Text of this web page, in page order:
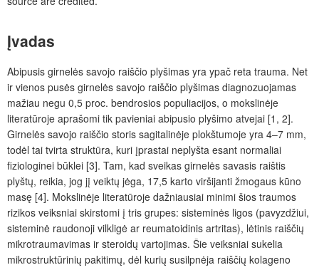
Įvadas
Abipusis girnelės savojo raiščio plyšimas yra ypač reta trauma. Net
ir vienos pusės girnelės savojo raiščio plyšimas diagnozuojamas
mažiau negu 0,5 proc. bendrosios populiacijos, o mokslinėje
literatūroje aprašomi tik pavieniai abipusio plyšimo atvejai [1, 2].
Girnelės savojo raiščio storis sagitalinėje plokštumoje yra 4‒7 mm,
todėl tai tvirta struktūra, kuri įprastai neplyšta esant normaliai
fiziologinei būklei [3]. Tam, kad sveikas girnelės savasis raištis
plyštų, reikia, jog jį veiktų jėga, 17,5 karto viršijanti žmogaus kūno
masę [4]. Mokslinėje literatūroje dažniausiai minimi šios traumos
rizikos veiksniai skirstomi į tris grupes: sisteminės ligos (pavyzdžiui,
sisteminė raudonoji vilkligė ar reumatoidinis artritas), lėtinis raiščių
mikrotraumavimas ir steroidų vartojimas. Šie veiksniai sukelia
mikrostruktūrinių pakitimų, dėl kurių susilpnėja raiščių kolageno